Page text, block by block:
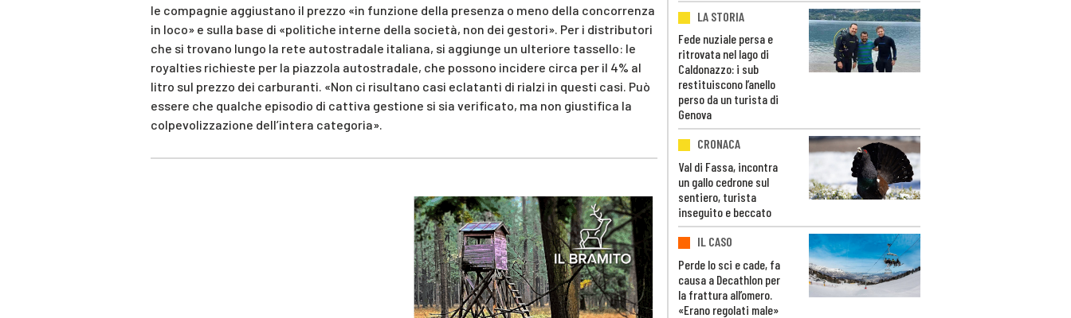
le compagnie aggiustano il prezzo «in funzione della presenza o meno della concorrenza
in loco» e sulla base di «politiche interne della società, non dei gestori». Per i distributori
che si trovano lungo la rete autostradale italiana, si aggiunge un ulteriore tassello: le
royalties richieste per la piazzola autostradale, che possono incidere circa per il 4% al
litro sul prezzo dei carburanti. «Non ci risultano casi eclatanti di rialzi in questi casi. Può
essere che qualche episodio di cattiva gestione si sia verificato, ma non giustifica la
colpevolizzazione dell’intera categoria».
LA STORIA
Fede nuziale persa e
ritrovata nel lago di
Caldonazzo: i sub
restituiscono l’anello
perso da un turista di
Genova
CRONACA
Val di Fassa, incontra
un gallo cedrone sul
sentiero, turista
inseguito e beccato
IL CASO
Perde lo sci e cade, fa
causa a Decathlon per
la frattura all’omero.
«Erano regolati male»